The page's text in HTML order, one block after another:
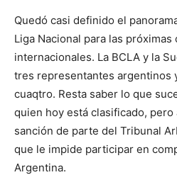
Quedó casi definido el
Liga Nacional para las próximas
internacionales. La BCLA y la
tres representantes argentinos
cuaqtro. Resta saber lo que
quien hoy está clasificado,
sanción de parte del Tribunal
que le impide participar en
Argentina.